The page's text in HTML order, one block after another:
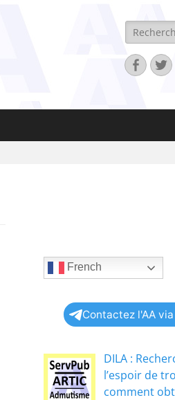
French
Contactez l'AA
DILA :
l’espoir de
comment